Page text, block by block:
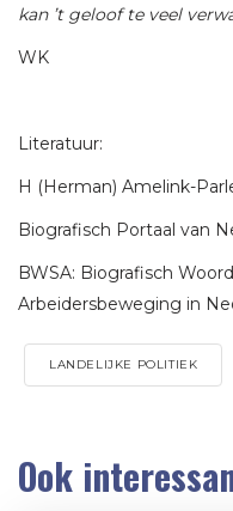
kan ’t geloof te veel
WK
Literatuur:
H (Herman) Amelink-
Biografisch Portaal van
BWSA: Biografisch
Arbeidersbeweging in
LANDELIJKE POLITIEK
Ook